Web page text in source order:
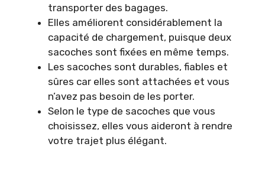
transporter des bagages.
Elles améliorent considérablement la
capacité de chargement, puisque deux
sacoches sont fixées en même temps.
Les sacoches sont durables, fiables et
sûres car elles sont attachées et vous
n’avez pas besoin de les porter.
Selon le type de sacoches que vous
choisissez, elles vous aideront à rendre
votre trajet plus élégant.